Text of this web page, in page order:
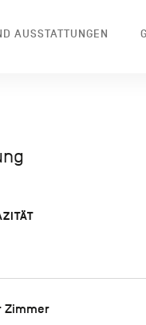
AUSSTATTUNGEN
Zimmer